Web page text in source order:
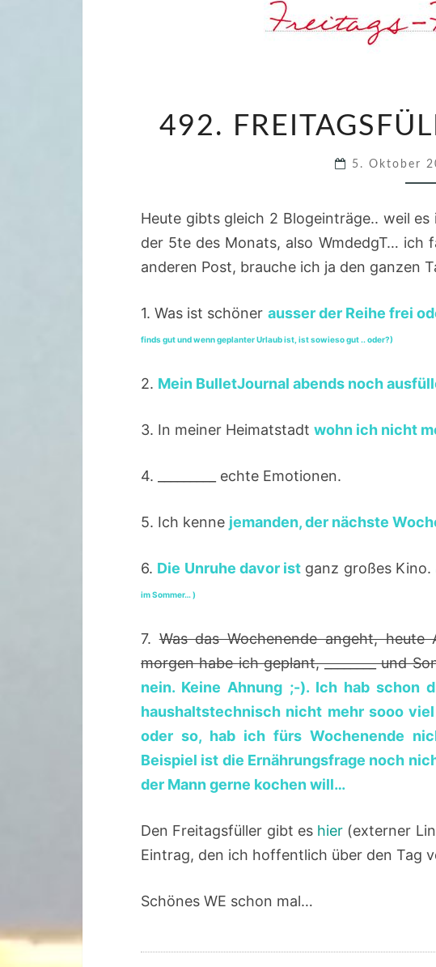
9
R
E
I
A
R
0
1
0
.
2
0
1
492.
5. Oktober
Heute gibts gleich 2 Blogeinträge.. weil
der 5te des Monats, also WmdedgT… ich
anderen Post, brauche ich ja den ganzen
1. Was ist schöner ausser der Reihe frei
finds gut und wenn geplanter Urlaub ist, ist sowieso gut .. oder?)
2. Mein BulletJournal abends noch
3. In meiner Heimatstadt wohn ich nicht
4. _________ echte Emotionen.
5. Ich kenne jemanden, der nächste
6. Die Unruhe davor ist ganz großes Kino.
im Sommer… )
7.Was das Wochenende angeht, heute
morgen habe ich geplant, ________ und
nein. Keine Ahnung ;-). Ich hab schon
haushaltstechnisch nicht mehr sooo
oder so, hab ich fürs Wochenende
Beispiel ist die Ernährungsfrage noch
der Mann gerne kochen will…
Den Freitagsfüller gibt es hier (externer
Eintrag, den ich hoffentlich über den Tag
Schönes WE schon mal…